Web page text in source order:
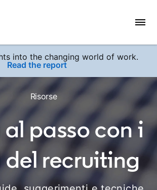
into the changing world of work.
Read the report
Risorse
al passo con i
recruiting